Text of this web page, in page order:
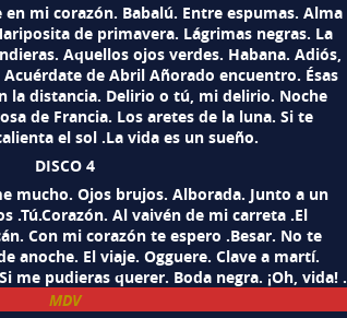
mi corazón. Babalú. Entre espumas. Alma
de primavera. Lágrimas negras. La
Aquellos ojos verdes. Habana. Adiós,
de Abril Añorado encuentro. Ésas
la distancia. Delirio o tú, mi delirio. Noche
de Francia. Los aretes de la luna. Si te
el sol .La vida es un sueño.
DISCO 4
mucho. Ojos brujos. Alborada. Junto a un
.Tú.Corazón. Al vaivén de mi carreta .El
Con mi corazón te espero .Besar. No te
anoche. El viaje. Ogguere. Clave a martí.
me pudieras querer. Boda negra. ¡Oh, vida! .
MDV